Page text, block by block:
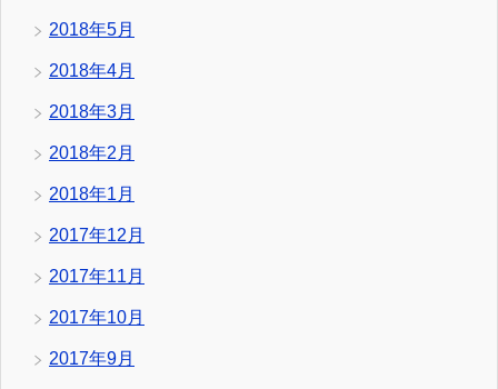
2018年5月
2018年4月
2018年3月
2018年2月
2018年1月
2017年12月
2017年11月
2017年10月
2017年9月